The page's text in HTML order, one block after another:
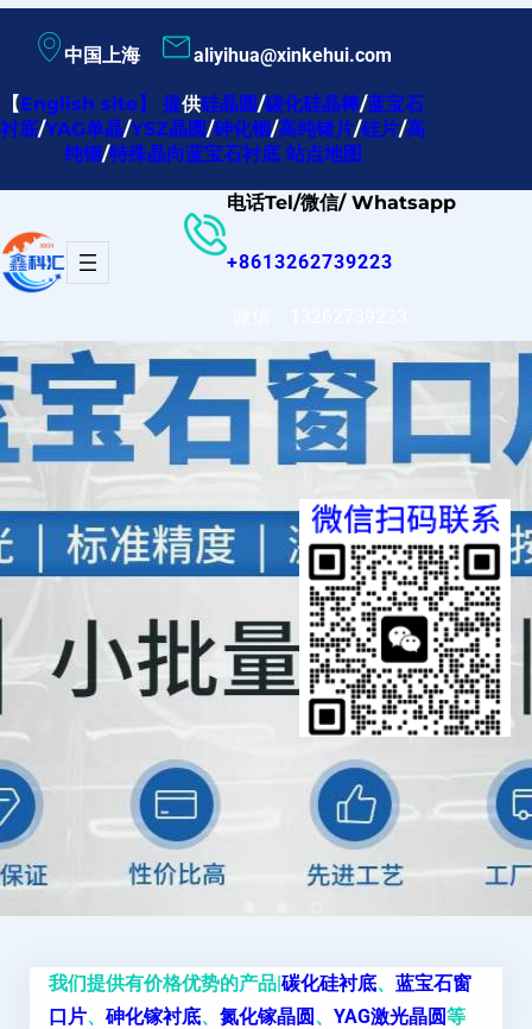
内
容
中国上海 aliyihua@xinkehui.com
【English site】提供硅晶圆/碳化硅晶棒/蓝宝石
衬底/YAG单晶/YSZ晶圆/砷化铟/高纯锗片/硅片/高
纯铟/特殊晶向蓝宝石衬底 站点地图
电话Tel/微信/ Whatsapp
+8613262739223
我们提供有价格优势的产品|碳化硅衬底、 蓝宝石窗
口片、 砷化镓衬底、 氮化镓晶圆、 YAG激光晶圆等